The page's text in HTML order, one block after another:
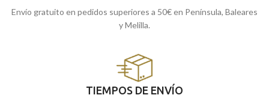
Envío gratuito en pedidos superiores a 50€ en Península, Baleares
y Melilla.
TIEMPOS DE ENVÍO